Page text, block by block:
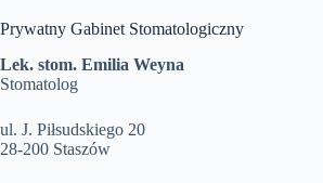
Prywatny Gabinet Stomatologiczny
Lek. stom. Emilia Weyna
Stomatolog
ul. J. Piłsudskiego 20
28-200 Staszów